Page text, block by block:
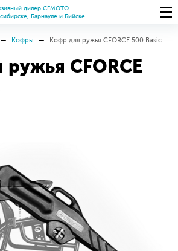
дилер CFMOTO
Барнауле и Бийске
Кофры Кофр для ружья CFORCE 500 Basic
CFORCE